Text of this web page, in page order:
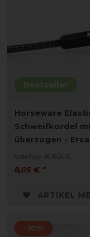
Bestseller
Horseware
Schweifkordel
überzogen -
vorher 8,90 €
8,05 € *
ARTIKEL
-10%